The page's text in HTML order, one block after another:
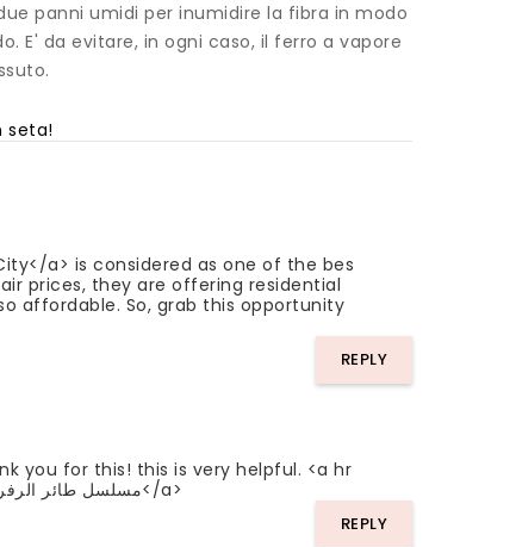
panni umidi per inumidire la fibra in modo
E' da evitare, in ogni caso, il ferro a vapore
seta!
a> is considered as one of the bes
prices, they are offering residential
affordable. So, grab this opportunity
REPLY
you for this! this is very helpful. <a hr
ef="https://es.3esk.co/series/3isk-se-yali-capkini-watch/">مسلسل طائر الرفراف</a>
REPLY